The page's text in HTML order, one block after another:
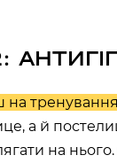
Україна
а й
на